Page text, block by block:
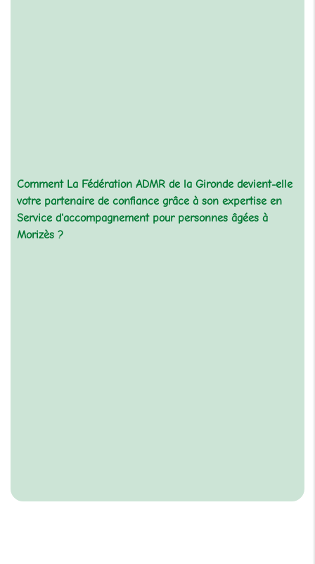
Comment La Fédération ADMR de la Gironde devient-elle
votre partenaire de confiance grâce à son expertise en
Service d'accompagnement pour personnes âgées à
Morizès?